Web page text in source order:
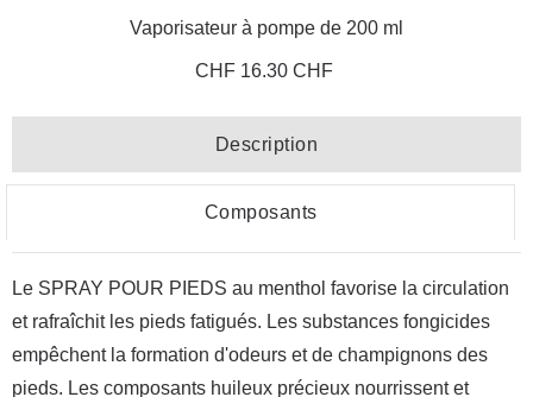
Vaporisateur à pompe de 200 ml
CHF 16.30 CHF
Description
Composants
Le SPRAY POUR PIEDS au menthol favorise la circulation
et rafraîchit les pieds fatigués. Les substances fongicides
empêchent la formation d'odeurs et de champignons des
pieds. Les composants huileux précieux nourrissent et